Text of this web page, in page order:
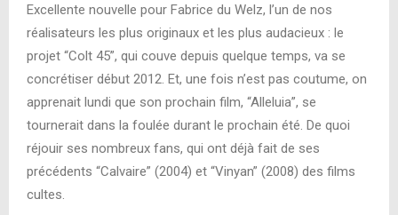
Excellente nouvelle pour Fabrice du Welz, l’un de nos
réalisateurs les plus originaux et les plus audacieux : le
projet “Colt 45”, qui couve depuis quelque temps, va se
concrétiser début 2012. Et, une fois n’est pas coutume, on
apprenait lundi que son prochain film, “Alleluia”, se
tournerait dans la foulée durant le prochain été. De quoi
réjouir ses nombreux fans, qui ont déjà fait de ses
précédents “Calvaire” (2004) et “Vinyan” (2008) des films
cultes.